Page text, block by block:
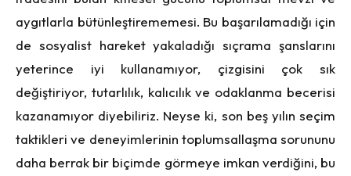
aygıtlarla bütünleştirememesi. Bu başarılamadığı için
de sosyalist hareket yakaladığı sıçrama şanslarını
yeterince iyi kullanamıyor, çizgisini çok sık
değiştiriyor, tutarlılık, kalıcılık ve odaklanma becerisi
kazanamıyor diyebiliriz. Neyse ki, son beş yılın seçim
taktikleri ve deneyimlerinin toplumsallaşma sorununu
daha berrak bir biçimde görmeye imkan verdiğini, bu